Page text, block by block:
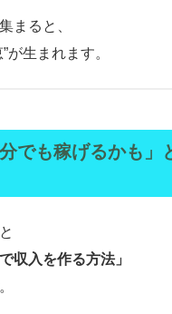
まると、
が生まれます。
でも稼げるかも」
収入を作る方法」